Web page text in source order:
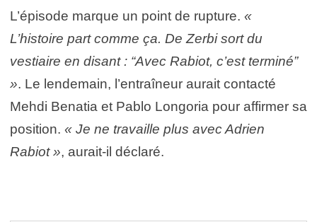
L’épisode marque un point de rupture. «
L’histoire part comme ça. De Zerbi sort du
vestiaire en disant : “Avec Rabiot, c’est terminé”
». Le lendemain, l’entraîneur aurait contacté
Mehdi Benatia et Pablo Longoria pour affirmer sa
position. « Je ne travaille plus avec Adrien
Rabiot », aurait-il déclaré.